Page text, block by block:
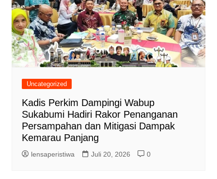
Uncategorized
Kadis Perkim Dampingi Wabup
Sukabumi Hadiri Rakor Penanganan
Persampahan dan Mitigasi Dampak
Kemarau Panjang
lensaperistiwa Juli 20, 2026 0